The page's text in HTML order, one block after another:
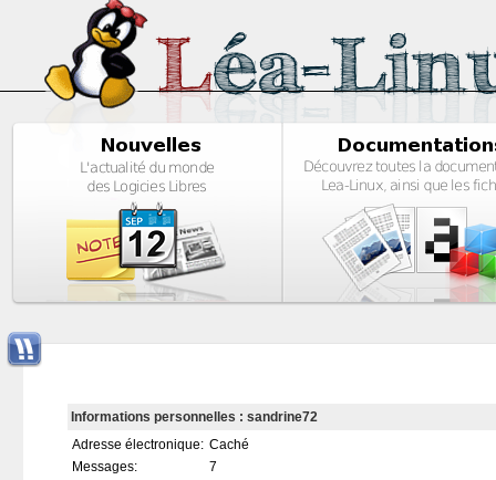
Informations personnelles : sandrine72
Adresse électronique: Caché
Messages:
7